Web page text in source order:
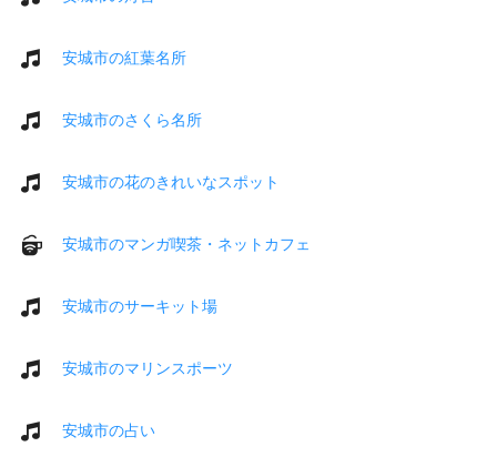
安城市の紅葉名所
安城市のさくら名所
安城市の花のきれいなスポット
安城市のマンガ喫茶・ネットカフェ
安城市のサーキット場
安城市のマリンスポーツ
安城市の占い